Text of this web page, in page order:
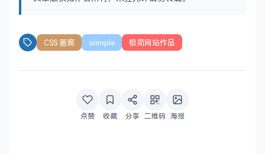
CSS 画廊 siiimple 极简网站作品
点赞 收藏 分享 二维码 海报